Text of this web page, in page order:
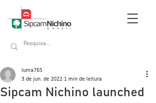
Sipcam Nichino launched
luma765
3 de jun. de 2022 1 min de leitura